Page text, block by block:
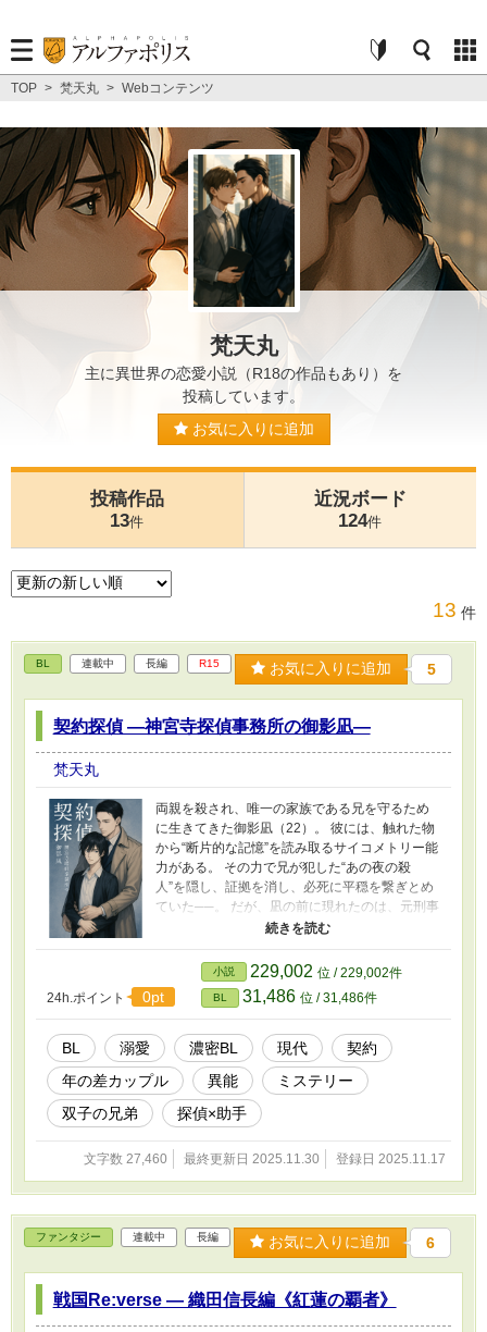
TOP > 梵天丸 > Webコンテンツ
梵天丸
主に異世界の恋愛小説（R18の作品もあり）を
投稿しています。
お気に入りに追加
投稿作品
13件
近況ボード
124件
13 件
BL 連載中 長編 R15 お気に入りに追加 5
契約探偵 ―神宮寺探偵事務所の御影凪―
梵天丸
両親を殺され、唯一の家族である兄を守るため
に生きてきた御影凪（22）。 彼には、触れた物
から“断片的な記憶”を読み取るサイコメトリー能
力がある。 その力で兄が犯した“あの夜の殺
人”を隠し、証拠を消し、必死に平穏を繋ぎとめ
ていた──。 だが、凪の前に現れたのは、元刑事
の探偵・神宮寺真也（33）。 彼は凪の痕跡をす
その代わり、君は――俺の助手になれ』 探偵
事務所での仕事は、未解決事件と奇妙な依頼ば
かり。 凪の“視える力”を求める真也は、同時に
「君を抱く権利も欲しい」と告げる。 家族を守
るために差し出した体。 淡々と契約を受け入れ
る凪と、 一目で心を奪われた真也。 視える俺
と、視抜く彼。 契約から始まる歪で濃密な主従
関係は、 やがて誰も予想できない絆へ変わって
いく──。 ミステリ×異能×年上攻×契約BL。 こ
こに開幕。
24h.ポイント 0pt
小説 229,002 位 / 229,002件
BL 31,486 位 / 31,486件
BL 溺愛 濃密BL 現代
契約
年の差カップル
異能
ミステリー
双子の兄弟
探偵×助手
文字数 27,460 最終更新日 2025.11.30 登録日 2025.11.17
ファンタジー 連載中 長編 お気に入りに追加 6
戦国Re:verse ― 織田信長編《紅蓮の覇者》